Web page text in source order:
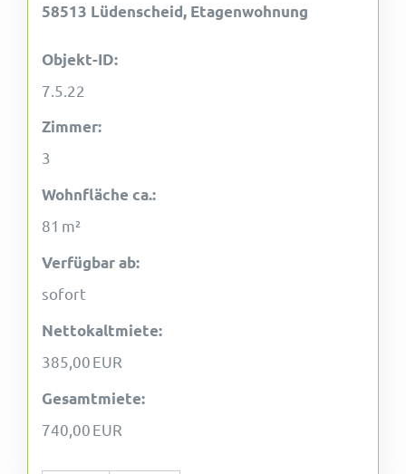
58513 Lüdenscheid, Etagenwohnung
Objekt-ID:
7.5.22
Zimmer:
3
Wohnfläche ca.:
81 m²
Verfügbar ab:
sofort
Nettokaltmiete:
385,00 EUR
Gesamtmiete:
740,00 EUR